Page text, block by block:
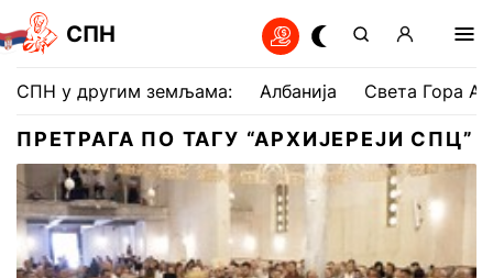
СПН
СПН у другим земљама: Албанија Света Гора
ПРЕТРАГА ПО ТАГУ “АРХИЈЕРЕЈИ СПЦ”